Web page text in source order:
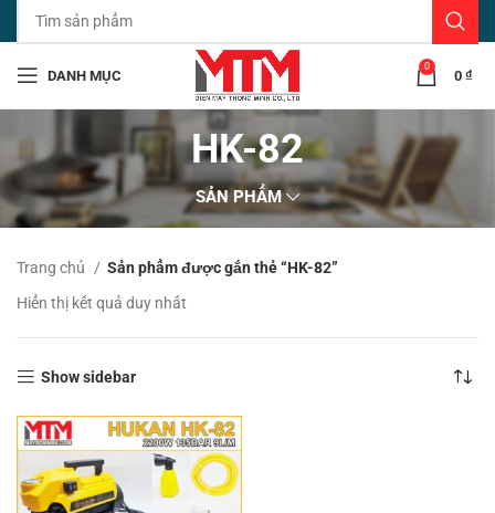
DANH MỤC
0
0 ₫
HK-82
SẢN PHẨM
Trang chủ
Sản phẩm được gắn thẻ “HK-82”
Hiển thị kết quả duy nhất
Show sidebar